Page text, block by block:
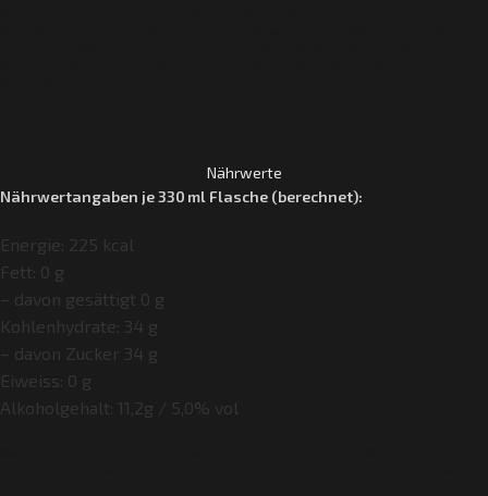
Nährwerte
Nährwertangaben je 330 ml Flasche (berechnet):
Energie: 225 kcal
Fett: 0 g
– davon gesättigt 0 g
Kohlenhydrate: 34 g
– davon Zucker 34 g
Eiweiss: 0 g
Alkoholgehalt: 11,2g / 5,0% vol